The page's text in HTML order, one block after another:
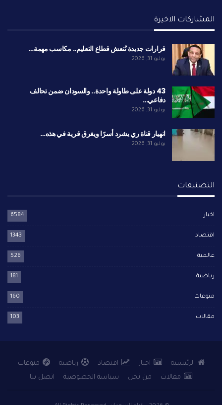
المشاركات الاخيرة
قرارات جديدة تُنعش قطاع التعليم.. مكاسب مهمة…
يوليو 31, 2026
43 دولة على طاولة واحدة.. والسودان ضمن تحالف
دفاعي…
يوليو 31, 2026
انهيار قناة ري يشرد أسرًا ويغرق قرية في هذه…
يوليو 31, 2026
التصنيفات
اخبار 6584
اقتصاد 1343
عالمية 526
رياضية 181
منوعات 160
مقالات 103
الرئيسية اخبار اقتصاد رياضية
منوعات
مقالات
من نحن سياسة الخصوصية اتصل بنا